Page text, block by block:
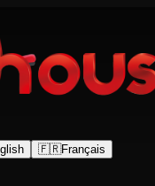
🇫🇷Français